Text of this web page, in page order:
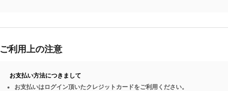
ご利用上の注意
お支払い方法につきまして
お支払いはログイン頂いたクレジットカードをご利用ください。